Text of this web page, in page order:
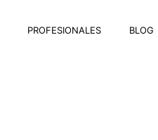
PROFESIONALES BLOG